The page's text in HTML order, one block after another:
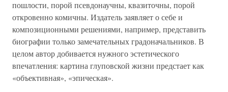
пошлости, порой псевдонаучны, квазиточны, порой
откровенно комичны. Издатель заявляет о себе и
композиционными решениями, например, представить
биографии только замечательных градоначальников. В
целом автор добивается нужного эстетического
впечатления: картина глуповской жизни предстает как
«объективная», «эпическая».